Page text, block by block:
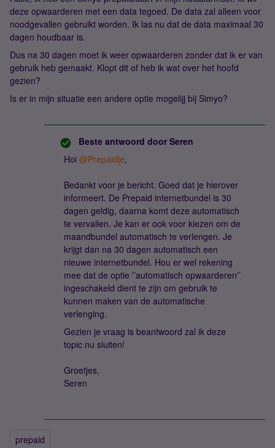
deze opwaarderen met een data tegoed. De data zal alleen voor
noodgevallen gebruikt worden. Ik las nu dat de data maximaal 30
dagen houdbaar is.
Dus na 30 dagen moet ik weer opwaarderen zonder dat ik er van
gebruik heb gemaakt. Klopt dit of heb ik wat over het hoofd
gezien?
Is er in mijn situatie een andere optie mogelijj bij Simyo?
Beste antwoord door Seren
Hoi @Prepaidje,
Bedankt voor je bericht. Goed dat je hierover
informeert. De Prepaid internetbundel is 30
dagen geldig, daarna komt deze automatisch
te vervallen. Je kan er ook voor kiezen om de
maandbundel automatisch te verlengen. Je
krijgt dan na 30 dagen automatisch een
nieuwe internetbundel. Hou er wel rekening
mee dat de optie '’automatisch opwaarderen'’
ingeschakeld dient te zijn om gebruik te
kunnen maken van de automatische
verlenging.
Gezien je vraag is beantwoord zal ik deze
topic nu sluiten!
Groetjes,
Seren
prepaid